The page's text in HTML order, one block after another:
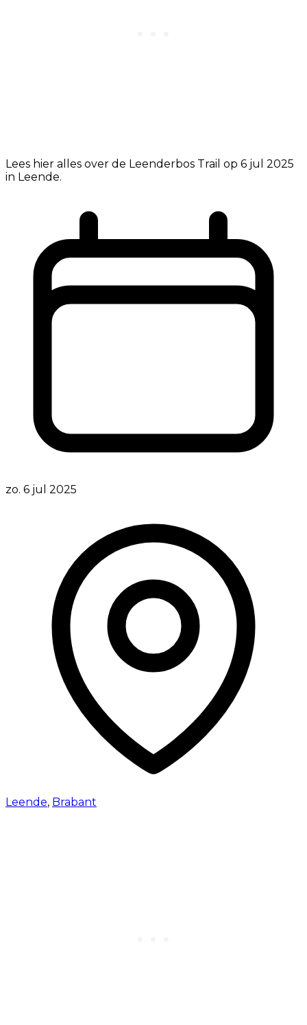
Lees hier alles over de Leenderbos Trail op 6 jul 2025
in Leende.
zo. 6 jul 2025
Leende, Brabant